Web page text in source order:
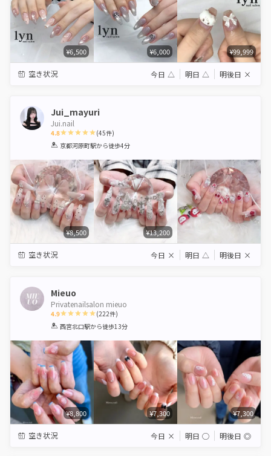
¥6,500 ¥6,000 ¥99,999
空き状況 今日 △ 明日 △ 明後日 ×
Jui_mayuri
Jui.nail
4.8
1 2 3 4 5
(45件)
京都河原町駅から徒歩4分
¥8,500 ¥13,200
空き状況 今日 × 明日 △ 明後日 ×
Mieuo
Privatenailsalon mieuo
4.9
1 2 3 4 5
(222件)
西宮北口駅から徒歩13分
¥8,800 ¥7,300 ¥7,300
空き状況 今日 × 明日 ◯ 明後日 ◎